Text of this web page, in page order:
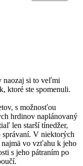
naozaj si to veľmi
ktoré ste spomenuli.
s možnosťou
hrdinov naplánovaný
len starší tínedžer,
V niektorých
vo vzťahu k jeho
s jeho pátraním po